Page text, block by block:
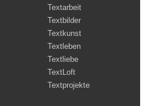
Textarbeit
Textbilder
Textkunst
Textleben
Textliebe
TextLoft
Textprojekte